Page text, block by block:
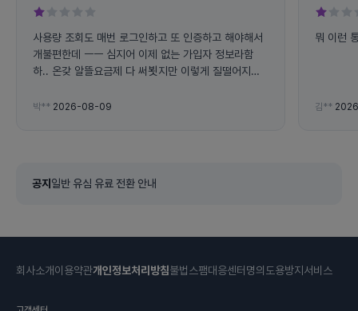
사용량 조회도 매번 로그인하고 또 인증하고 해야해서
개불편한데 ㅡㅡ 심지어 이제 없는 가입자 정보라함
하.. 온갖 알뜰요금제 다 써뵛지만 이렇게 질떨어지고
리 닳는지 ㅡㅡ
박** 2026-08-09
뭐 이런
김**
공지 일반 유심 유료 전환 안내
회사소개이용약관개인정보처리방침불법스팸대응센터 명의도용방지서비스